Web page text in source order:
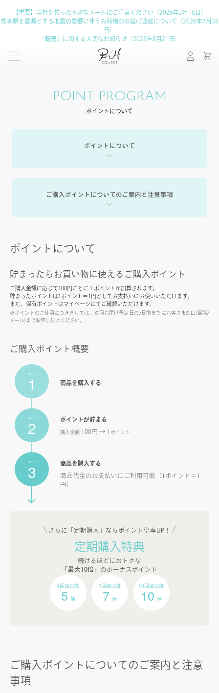
【重要】当社を装った不審なメールにご注意ください（2026年3月16日）
熊本県を震源とする地震の影響に伴うお荷物のお届け遅延について（2026年7月28
日）
「転売」に関する大切なお知らせ（2023年8月21日）
POINT PROGRAM
ポイントについて
ポイントについて
ご購入ポイントについてのご案内と注意事項
ポイントについて
貯まったらお買い物に使えるご購入ポイント
ご購入金額に応じて100円ごとに１ポイントが加算されます。
貯まったポイントは1ポイント＝1円としてお支払いにお使いいただけます。
また、保有ポイントはマイページにてご確認いただけます。
※ポイントのご使用につきましては、次回お届け予定日の7日前までにお客さま窓口(電話/
メール)までお申し付けください。
ご購入ポイント概要
STEP
1 商品を購入する
STEP
2 ポイントが貯まる
購入金額 100円 → 1 ポイント
STEP
3 商品を購入する
商品代金のお支払いにご利用可能（1ポイント＝1
円）
さらに「定期購入」ならポイント倍率UP！
定期購入特典
続けるほどにおトクな
「最大10倍」 のボーナスポイント
4回目以降
5 倍
7回目以降
7 倍
10回目以降
10 倍
ご購入ポイントについてのご案内と注意
事項